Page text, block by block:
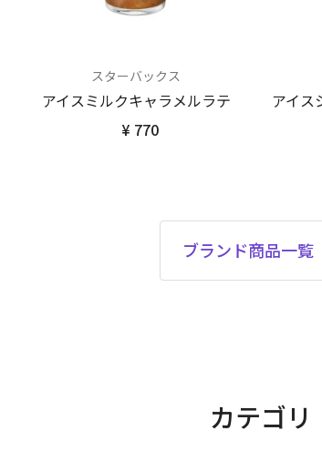
スターバックス
アイスミルクキャラメルラテ
¥ 770
アイス
ブランド商品一覧
カテゴリ